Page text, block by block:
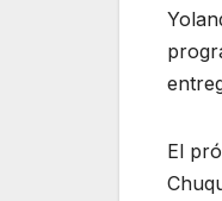
El